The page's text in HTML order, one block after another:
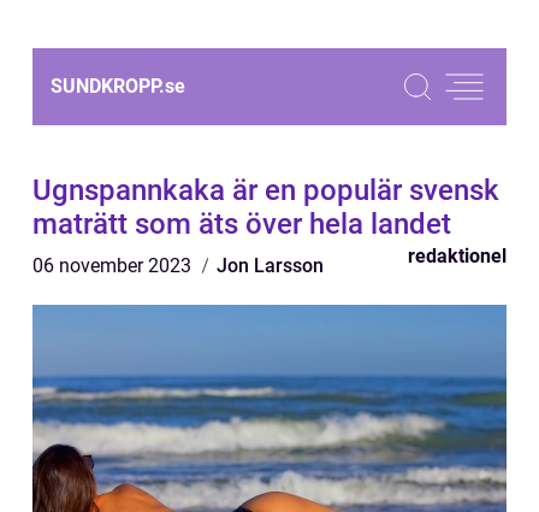
SUNDKROPP.se
Ugnspannkaka är en populär svensk
maträtt som äts över hela landet
06 november 2023 Jon Larsson redaktionel